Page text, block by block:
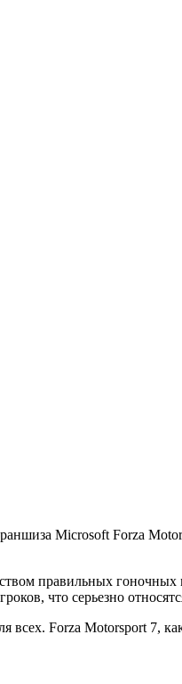
Microsoft Forza
правильных
что серьезно
Forza Motorsport 7, как